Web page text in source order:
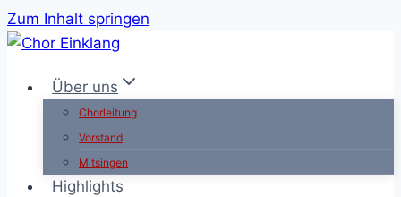
Zum Inhalt springen
Über uns
Chorleitung
Vorstand
Mitsingen
Highlights